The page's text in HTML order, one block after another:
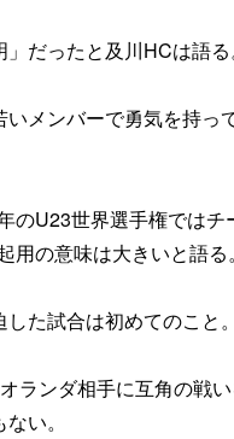
だったと及川HCは語る
いメンバーで勇気を持
のU23世界選手権では
の意味は大きいと語る。
した試合は初めてのこ
ランダ相手に互角の戦
い。